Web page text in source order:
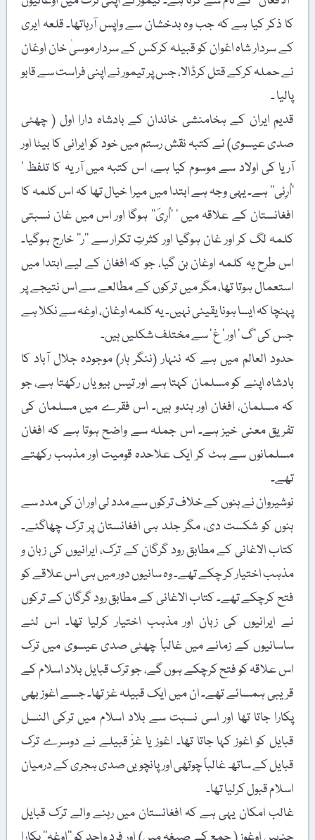
کا ذکر کیا ہے کہ جب وہ بدخشان سے واپس آرہاتھا۔ قلعہ ایری
کے سردار شاہ اغوان کو قبیلہ کرکس کے سردار موسیٰ خان اوغان
نے حملہ کرکے قتل کرڈالا، جس پر تیمور نے اپنی فراست سے قابو
پالیا ۔
قدیم ایران کے ہخامنشی خاندان کے بادشاہ دارا اول ( چھٹی
صدی عیسوی) نے کتبہ نقش رستم میں خود کو ایرانی کا بیٹا اور
آریا کی اولاد سے موسوم کیا ہے، اس کتبہ میں آریہ کا تلفظ ’
’اُرِئی‘‘ ہے۔ یہی وجہ ہے ابتدا میں میرا خیال تھا کہ اس کلمہ کا
افغانستان کے علاقہ میں ’ ’اُرِیَ‘‘ ہوگا اور اس میں غان نسبتی
کلمہ لگ کر اور غان ہوگیا اور کثرتِ تکرار سے ’’ر‘‘ خارج ہوگیا۔
اس طرح یہ کلمہ اوغان بن گیا، جو کہ افغان کے لیے ابتدا میں
استعمال ہوتا تھا، مگر میں ترکوں کے مطالعے سے اس نتیجے پر
پہنچا کہ ایسا ہونا یقینی نہیں۔ یہ کلمہ اوغان، اوغہ سے نکلا ہے
جس کی ’ گ ‘ اور ’ غ ‘ سے مختلف شکلیں ہیں۔
حدود العالم میں ہے کہ ننہار (ننگر ہار) موجودہ جلال آباد کا
بادشاہ اپنے کو مسلمان کہتا ہے اور تیس بیویاں رکھتا ہے، جو
کہ مسلمان، افغان اور ہندو ہیں۔ اس فقرے میں مسلمان کی
تفریق معنی خیز ہے۔ اس جملہ سے واضح ہوتا ہے کہ افغان
مسلمانوں سے ہٹ کر ایک علاحدہ قومیت اور مذہب رکھتے
تھے۔
نوشیروان نے ہنوں کے خلاف ترکوں سے مدد لی اور ان کی مدد سے
ہنوں کو شکست دی، مگر جلد ہی افغانستان پر ترک چھاگئے۔
کتاب الاغانی کے مطابق رود گرگان کے ترک، ایرانیوں کی زبان و
مذہب اختیار کر چکے تھے۔ وہ سانیوں دور میں ہی اس علاقے کو
فتح کرچکے تھے۔ کتاب الاغانی کے مطابق رود گرگان کے ترکوں
نے ایرانیوں کی زبان اور مذہب اختیار کرلیا تھا۔ اس لئے
ساسانیوں کے زمانے میں غالباً چھٹی صدی عیسوی میں ترک
اس علاقہ کو فتح کرچکے ہوں گے، جو ترک قبایل بلاد اسلام کے
قریبی ہمسائے تھے۔ ان میں ایک قبیلہ غز تھا۔ جسے اغوز بھی
پکارا جاتا تھا اور اسی نسبت سے بلاد اسلام میں ترکی النسل
قبایل کو اغوز کہا جاتا تھا۔ اغوز یا غزْ قبیلے نے دوسرے ترک
قبایل کے ساتھ غالباً چوتھی اور پانچویں صدی ہجری کے درمیان
اسلام قبول کرلیا تھا۔
غالب امکان یہی ہے کہ افغانستان میں رہنے والے ترک قبایل